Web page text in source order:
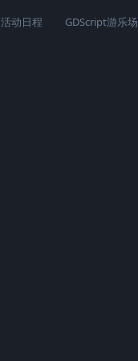
活动日程 GDScript游乐场